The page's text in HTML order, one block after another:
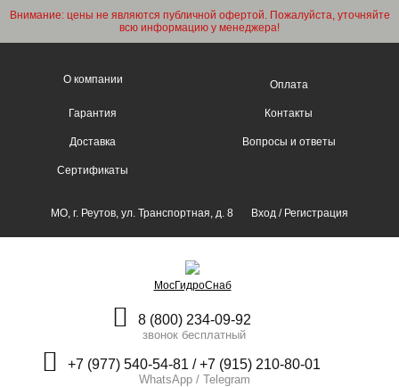
Внимание: цены не являются публичной офертой. Пожалуйста, уточняйте
всю информацию у менеджера!
О компании Оплата
Гарантия Контакты
Доставка Вопросы и ответы
Сертификаты
МО, г. Реутов, ул. Транспортная, д. 8 Вход /Регистрация
МосГидроСнаб
8 (800) 234-09-92
звонок бесплатный
+7 (977) 540-54-81 / +7 (915) 210-80-01
WhatsApp / Telegram